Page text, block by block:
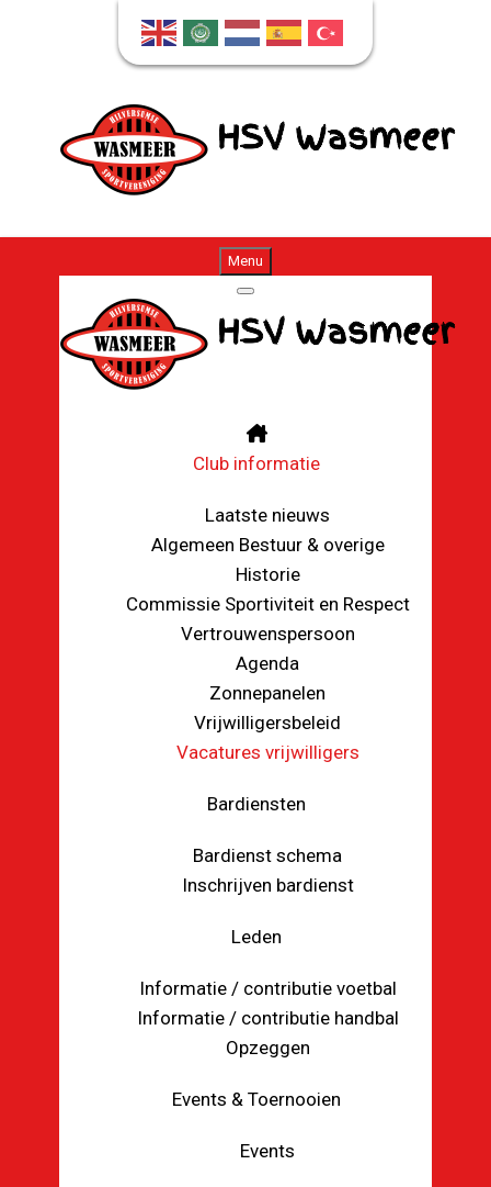
Menu
Club informatie
Laatste nieuws
Algemeen Bestuur & overige
Historie
Commissie Sportiviteit en Respect
Vertrouwenspersoon
Agenda
Zonnepanelen
Vrijwilligersbeleid
Vacatures vrijwilligers
Bardiensten
Bardienst schema
Inschrijven bardienst
Leden
Informatie / contributie voetbal
Informatie / contributie handbal
Opzeggen
Events & Toernooien
Events